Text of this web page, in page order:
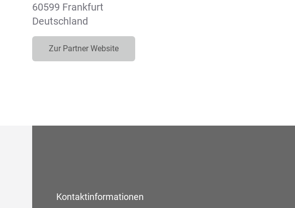
60599 Frankfurt
Deutschland
Zur Partner Website
Kontaktinformationen